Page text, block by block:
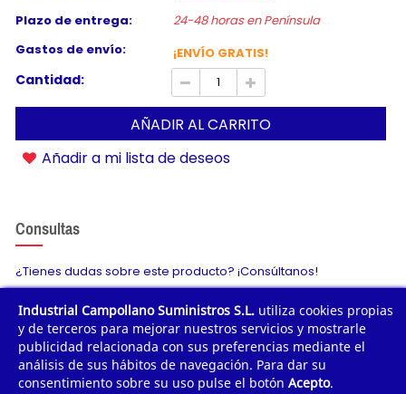
Plazo de entrega:
24-48 horas en Península
Gastos de envío:
¡ENVÍO GRATIS!
Cantidad:
AÑADIR AL CARRITO
Añadir a mi lista de deseos
Consultas
¿Tienes dudas sobre este producto? ¡Consúltanos!
Envíanos tu consulta
Industrial Campollano Suministros S.L. utiliza cookies propias
y de terceros para mejorar nuestros servicios y mostrarle
publicidad relacionada con sus preferencias mediante el
análisis de sus hábitos de navegación. Para dar su
consentimiento sobre su uso pulse el botón Acepto.